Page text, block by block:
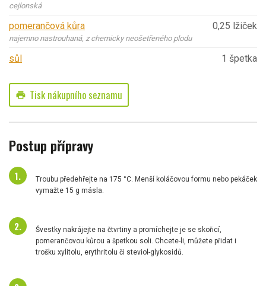
cejlonská
pomerančová kůra
najemno nastrouhaná, z chemicky neošetřeného plodu
0,25 lžiček
sůl 1 špetka
print Tisk nákupního seznamu
Postup přípravy
Troubu předehřejte na 175 °C. Menší koláčovou formu nebo pekáček
vymažte 15 g másla.
Švestky nakrájejte na čtvrtiny a promíchejte je se skořicí,
pomerančovou kůrou a špetkou soli. Chcete-li, můžete přidat i
trošku xylitolu, erythritolu či steviol-glykosidů.